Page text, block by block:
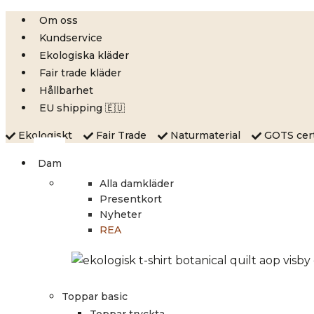
Skip
content
Om oss
Kundservice
Ekologiska kläder
Fair trade kläder
Hållbarhet
EU shipping 🇪🇺
Ekologiskt Fair Trade Naturmaterial GOTS
Dam
Alla damkläder
Presentkort
Nyheter
REA
Toppar basic